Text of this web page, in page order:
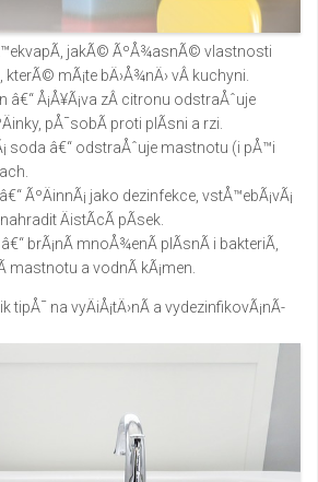
jakÃ© ÃºÅ¾asnÃ© vlastnosti
mÃ¡te bÄ›Å¾nÄ› vÂ kuchyni.
â€“ Å¡Å¥Ã¡va zÂ citronu odstraÅˆuje
pÅ¯sobÃ­ proti plÃ­sni a rzi.
soda â€“ odstraÅˆuje mastnotu (i pÅ™i
ÃºÄinnÃ¡ jako dezinfekce, vstÅ™ebÃ¡vÃ¡
ÄistÃ­cÃ­ pÃ­sek.
brÃ¡nÃ­ mnoÅ¾enÃ­ plÃ­snÃ­ i bakteriÃ­,
a vodnÃ­ kÃ¡men.
tipÅ¯ na vyÄiÅ¡tÄ›nÃ­ a vydezinfikovÃ¡nÃ­